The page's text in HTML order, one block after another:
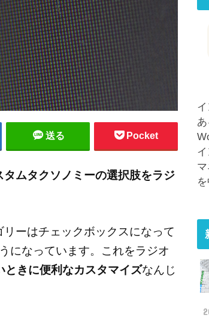
送る Pocket
タムタクソノミーの選択肢をラジ
ーはチェックボックスになって
になっています。これをラジオ
ときに便利なカスタマイズなんじ